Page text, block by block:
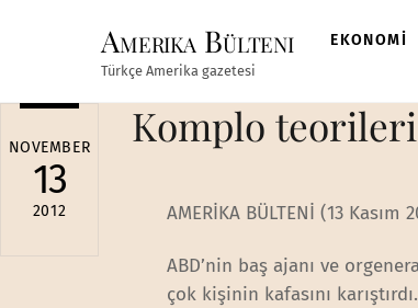
Amerika Bülteni
Türkçe Amerika gazetesi
EKONOMİ
NOVEMBER
13
2012
Komplo teorileri
AMERİKA BÜLTENİ (13 Kasım
ABD’nin baş ajanı ve
çok kişinin kafasını